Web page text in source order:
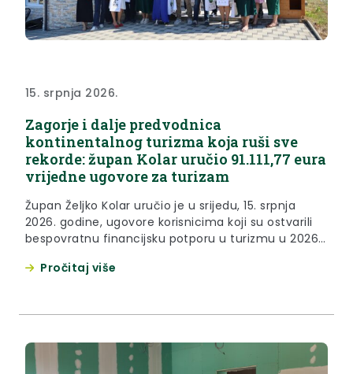
15. srpnja 2026.
Zagorje i dalje predvodnica
kontinentalnog turizma koja ruši sve
rekorde: župan Kolar uručio 91.111,77 eura
vrijedne ugovore za turizam
Župan Željko Kolar uručio je u srijedu, 15. srpnja
2026. godine, ugovore korisnicima koji su ostvarili
bespovratnu financijsku potporu u turizmu u 2026.
80.000 eura, no Odlukom župana osigurano je
Pročitaj više